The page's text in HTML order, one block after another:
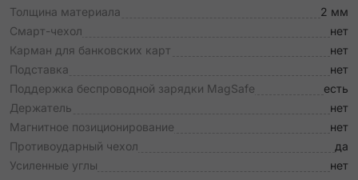
Толщина материала
2 мм
Смарт-чехол
нет
Карман для банковских карт
нет
Подставка
нет
Поддержка беспроводной зарядки MagSafe
есть
Держатель
нет
Магнитное позиционирование
нет
Противоударный чехол
да
Усиленные углы
нет